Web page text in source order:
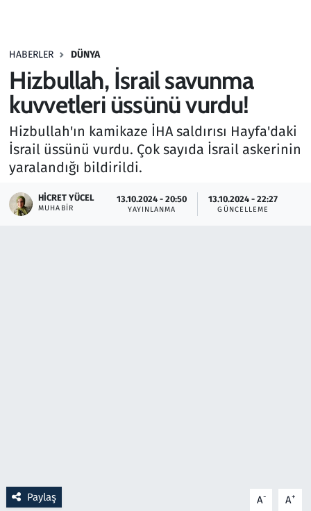
HABERLER DÜNYA
Hizbullah, İsrail savunma
kuvvetleri üssünü vurdu!
Hizbullah'ın kamikaze İHA saldırısı Hayfa'daki
İsrail üssünü vurdu. Çok sayıda İsrail askerinin
yaralandığı bildirildi.
HICRET YÜCEL
MUHABIR
13.10.2024 - 20:50
YAYINLANMA
13.10.2024 - 22:27
GÜNCELLEME
Paylaş A- A+
Haber
Kültür Sanat
Kurumsal Haberler
Lezzet Durağı
Memur ve Kamu
Seçim 2023